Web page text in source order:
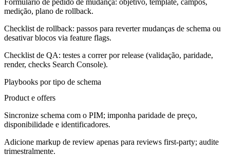
medição, plano de rollback.
Checklist de rollback: passos para reverter mudanças de schema ou
desativar blocos via feature flags.
Checklist de QA: testes a correr por release (validação, paridade,
render, checks Search Console).
Playbooks por tipo de schema
Product e offers
Sincronize schema com o PIM; imponha paridade de preço,
disponibilidade e identificadores.
Adicione markup de review apenas para reviews first-party; audite
trimestralmente.